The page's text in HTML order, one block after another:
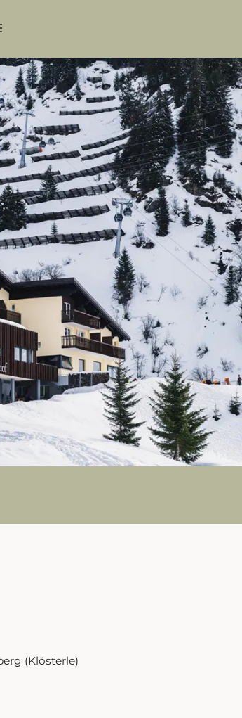
(Klösterle)